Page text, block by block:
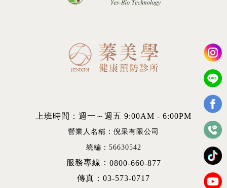
上班時間：週一～週五 9:00AM - 6:00PM
營業人名稱：倪采有限公司
統編：56630542
服務專線： 0800-660-877
傳真：03-573-0717